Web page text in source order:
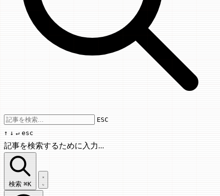
Use arrow keys to navigate results,
ESC
↑ ↓ ↵ esc
記事を検索するために入力...
記事を検索...
検索 ⌘K